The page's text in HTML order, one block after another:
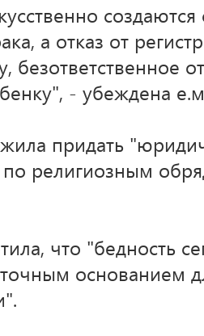
создаются
а отказ от
безответственное
- убеждена
придать
религиозным
что "бедность
основанием